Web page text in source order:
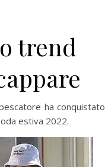
trend
ha conquistato
estiva 2022.